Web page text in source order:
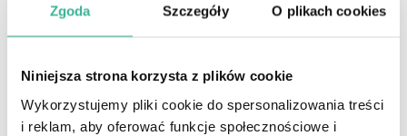
Zgoda Szczegóły O plikach cookies
Niniejsza strona korzysta z plików cookie
Wykorzystujemy pliki cookie do spersonalizowania treści
i reklam, aby oferować funkcje społecznościowe i
W tym celu nie musisz nawet zakładać konta, choć warto
poprzez płatności internetowe czy za pobraniem. Drzewka
zostaną dostarczone przez kuriera pod wyznaczony adres -
możesz je zamówić do domu czy mieszkania, ale i do biura
czy punktu usługowego, jeżeli chcesz postawić taką